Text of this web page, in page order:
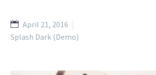
April 21, 2016
Splash Dark (Demo)